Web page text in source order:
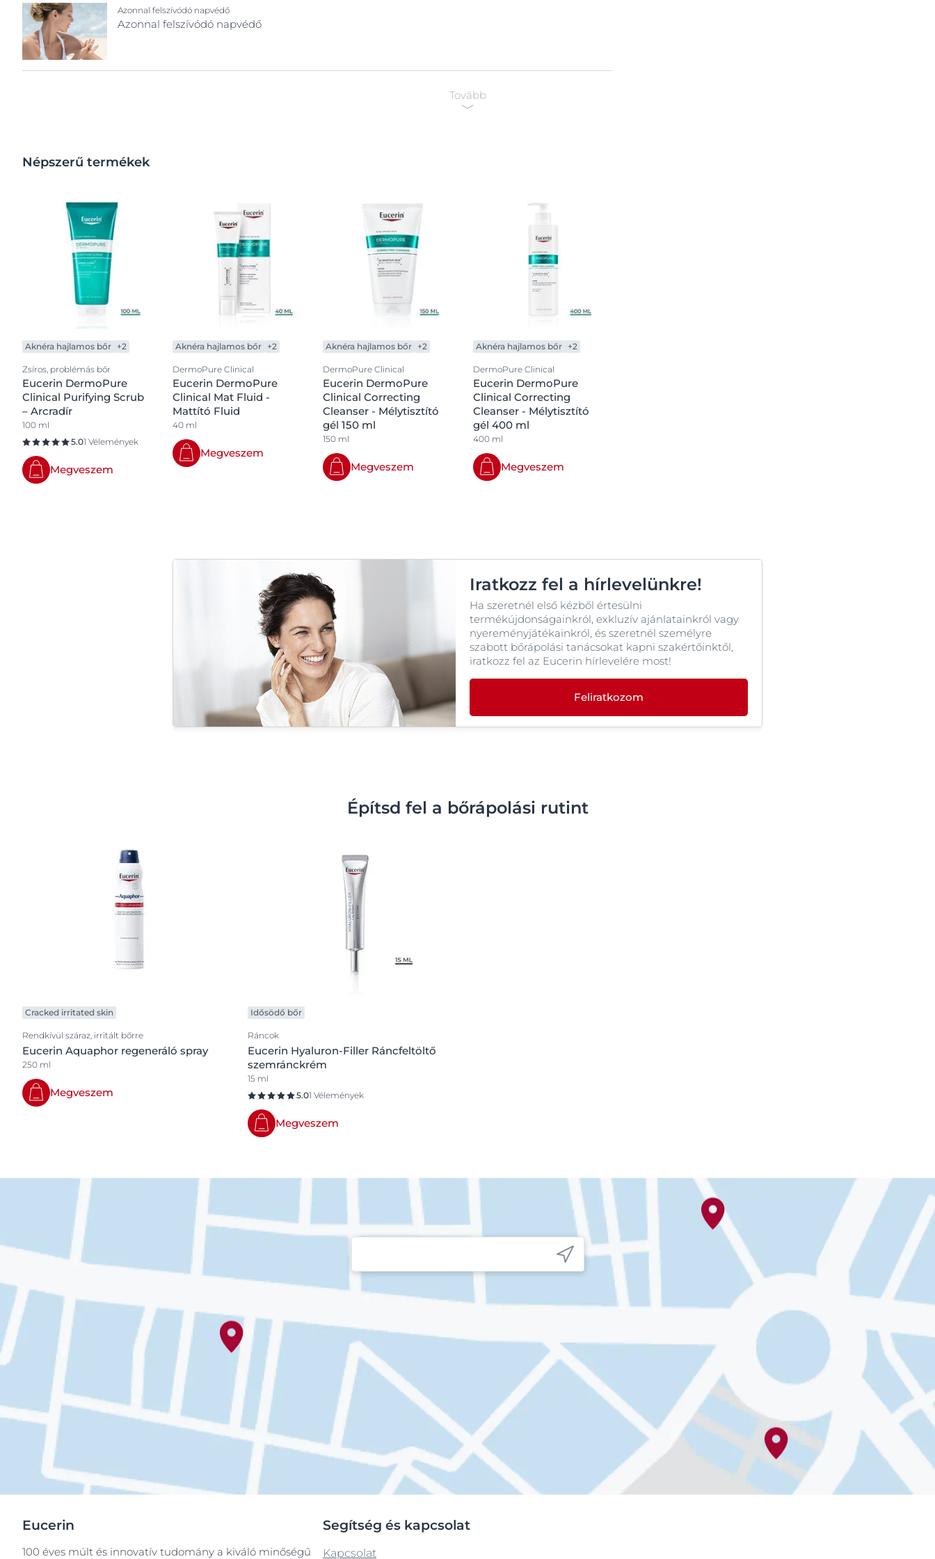
Azonnal felszívódó napvédő
Azonnal felszívódó napvédő
Tovább
Népszerű termékek
Aknéra hajlamos bőr +2
Zsíros, problémás bőr
Eucerin DermoPure
Clinical Purifying Scrub
– Arcradír
100 ml
5.01 Vélemények
Megveszem
Aknéra hajlamos bőr +2
DermoPure Clinical
Eucerin DermoPure
Clinical Mat Fluid -
Mattító Fluid
40 ml
Megveszem
Aknéra hajlamos bőr +2
DermoPure Clinical
Eucerin DermoPure
Clinical Correcting
Cleanser - Mélytisztító
gél 150 ml
150 ml
Megveszem
Aknéra hajlamos bőr +2
DermoPure Clinical
Eucerin DermoPure
Clinical Correcting
Cleanser - Mélytisztító
gél 400 ml
400 ml
Megveszem
Iratkozz fel a hírlevelünkre!
Ha szeretnél első kézből értesülni
termékújdonságainkról, exkluzív ajánlatainkról vagy
nyereményjátékainkról, és szeretnél személyre
szabott bőrápolási tanácsokat kapni szakértőinktől,
iratkozz fel az Eucerin hírlevelére most!
Feliratkozom
Építsd fel a bőrápolási rutint
Cracked irritated skin
Rendkívül száraz, irritált bőrre
Eucerin Aquaphor regeneráló spray
250 ml
Megveszem
Idősödő bőr
Ráncok
Eucerin Hyaluron-Filler Ráncfeltöltő
szemránckrém
15 ml
5.01 Vélemények
Megveszem
Eucerin
100 éves múlt és innovatív tudomány a kiváló minőségű
Segítség és kapcsolat
Kapcsolat